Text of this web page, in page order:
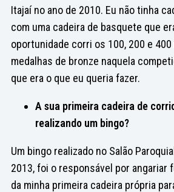
Itajaí no ano de 2010. Eu não tinha
com uma cadeira de basquete que
oportunidade corri os 100, 200 e
medalhas de bronze naquela
que era o que eu queria fazer.
A sua primeira cadeira de
realizando um bingo?
Um bingo realizado no Salão
2013, foi o responsável por angariar
da minha primeira cadeira própria